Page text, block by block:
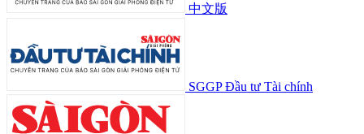
中文版
SGGP Đầu tư Tài chính